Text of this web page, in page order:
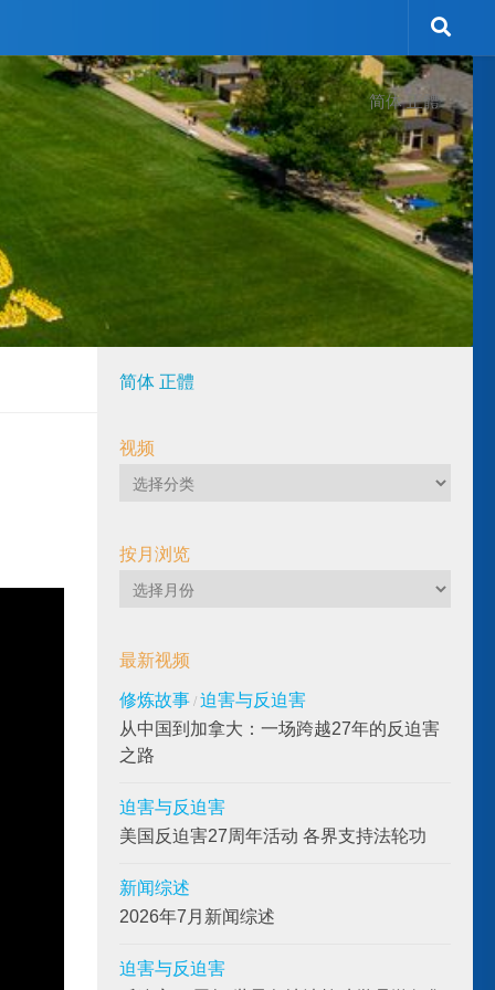
简体 正體
简体 正體
视频
视
按月浏览
按
览
最新视频
修炼故事 / 迫害与反迫害
从中国到加拿大：一场跨越27年的反迫害
之路
迫害与反迫害
美国反迫害27周年活动 各界支持法轮功
新闻综述
2026年7月新闻综述
迫害与反迫害